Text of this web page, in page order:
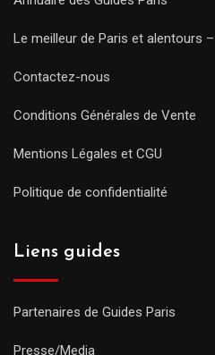
Le meilleur de Paris et alentours
Contactez-nous
Conditions Générales de Vente
Mentions Légales et CGU
Politique de confidentialité
Liens guides
Partenaires de Guides Paris
Presse/Media